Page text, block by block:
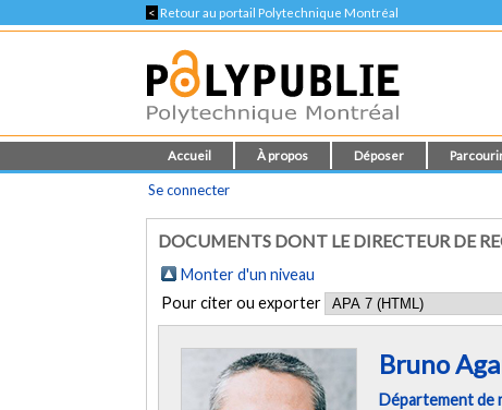
< Retour au portail Polytechnique Montréal
Accueil À propos Déposer
Se connecter
DOCUMENTS DONT LE DIRECTEUR DE
Monter d'un niveau
Pour citer ou exporter
Bruno
Département de